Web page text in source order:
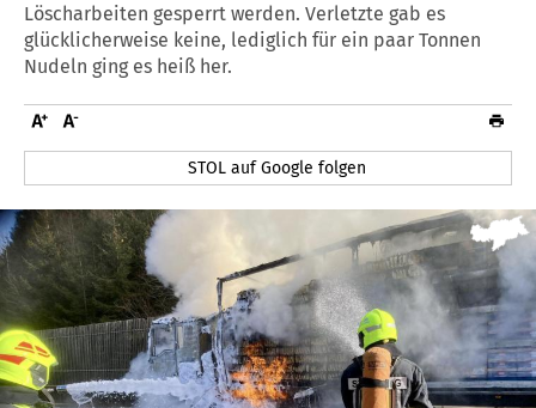
Löscharbeiten gesperrt werden. Verletzte gab es
glücklicherweise keine, lediglich für ein paar Tonnen
Nudeln ging es heiß her.
STOL auf Google folgen